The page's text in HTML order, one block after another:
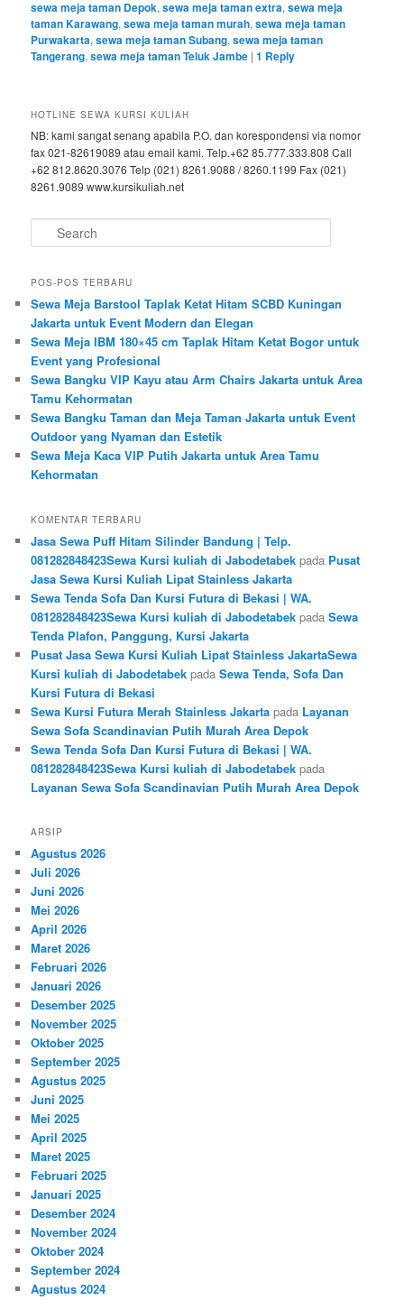
sewa meja taman Depok,sewa meja taman extra,sewa meja
taman Karawang,sewa meja taman murah,sewa meja taman
Purwakarta,sewa meja taman Subang,sewa meja taman
Tangerang,sewa meja taman Teluk Jambe |1 Reply
HOTLINE SEWA KURSI KULIAH
NB: kami sangat senang apabila P.O. dan korespondensi via nomor
fax 021-82619089 atau email kami. Telp.+62 85.777.333.808 Call
+62 812.8620.3076 Telp (021) 8261.9088 / 8260.1199 Fax (021)
8261.9089 www.kursikuliah.net
Search
POS-POS TERBARU
Sewa Meja Barstool Taplak Ketat Hitam SCBD Kuningan
Jakarta untuk Event Modern dan Elegan
Sewa Meja IBM 180×45 cm Taplak Hitam Ketat Bogor untuk
Event yang Profesional
Sewa Bangku VIP Kayu atau Arm Chairs Jakarta untuk Area
Tamu Kehormatan
Sewa Bangku Taman dan Meja Taman Jakarta untuk Event
Outdoor yang Nyaman dan Estetik
Sewa Meja Kaca VIP Putih Jakarta untuk Area Tamu
Kehormatan
KOMENTAR TERBARU
Jasa Sewa Puff Hitam Silinder Bandung | Telp.
081282848423Sewa Kursi kuliah di Jabodetabek pada Pusat
Jasa Sewa Kursi Kuliah Lipat Stainless Jakarta
Sewa Tenda Sofa Dan Kursi Futura di Bekasi | WA.
081282848423Sewa Kursi kuliah di Jabodetabek padaSewa
Tenda Plafon, Panggung, Kursi Jakarta
Pusat Jasa Sewa Kursi Kuliah Lipat Stainless JakartaSewa
Kursi kuliah di Jabodetabek padaSewa Tenda, Sofa Dan
Kursi Futura di Bekasi
Sewa Kursi Futura Merah Stainless Jakarta pada Layanan
Sewa Sofa Scandinavian Putih Murah Area Depok
Sewa Tenda Sofa Dan Kursi Futura di Bekasi | WA.
081282848423Sewa Kursi kuliah di Jabodetabek pada
Layanan Sewa Sofa Scandinavian Putih Murah Area Depok
ARSIP
Agustus 2026
Juli 2026
Juni 2026
Mei 2026
April 2026
Maret 2026
Februari 2026
Januari 2026
Desember 2025
November 2025
Oktober 2025
September 2025
Agustus 2025
Juni 2025
Mei 2025
April 2025
Maret 2025
Februari 2025
Januari 2025
Desember 2024
November 2024
Oktober 2024
September 2024
Agustus 2024